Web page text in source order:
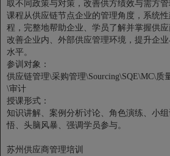
取不同政策与对策，改善供方绩效与需方管
课程从供应链节点企业的管理角度，系统
程，完整地帮助企业、学员了解并掌握供
改善企业内、外部供应管理环境，提升企
水平。
参训对象：
供应链管理\采购管理\Sourcing\SQE\MC\质
\审计
授课形式：
知识讲解、案例分析讨论、角色演练、小
悟、头脑风暴、强调学员参与。
苏州供应商管理培训